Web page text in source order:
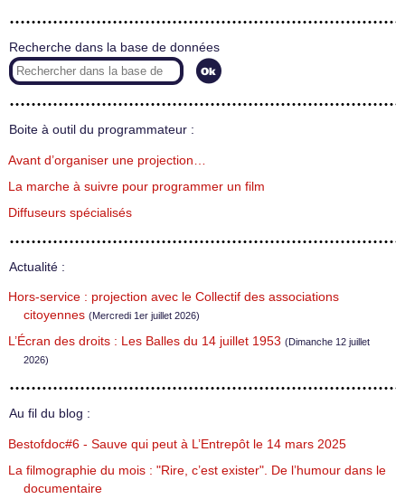
Recherche dans la base de données
Boite à outil du programmateur :
Avant d’organiser une projection…
La marche à suivre pour programmer un film
Diffuseurs spécialisés
Actualité :
Hors-service : projection avec le Collectif des associations
citoyennes (Mercredi 1er juillet 2026)
L’Écran des droits : Les Balles du 14 juillet 1953 (Dimanche 12 juillet
2026)
Au fil du blog :
Bestofdoc#6 - Sauve qui peut à L’Entrepôt le 14 mars 2025
La filmographie du mois : "Rire, c’est exister". De l’humour dans le
documentaire